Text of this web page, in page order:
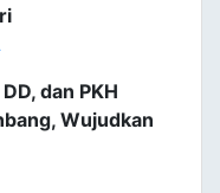
dan PKH
Wujudkan